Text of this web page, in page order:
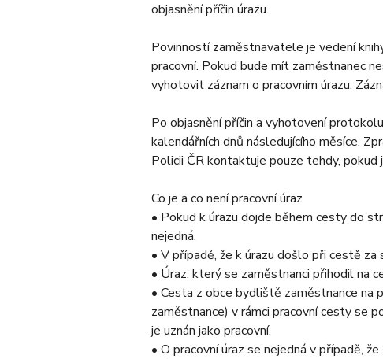
objasnění příčin úrazu.
Povinností zaměstnavatele je vedení
pracovní. Pokud bude mít zaměstnanec
vyhotovit záznam o pracovním úrazu.
Po objasnění příčin a vyhotovení
kalendářních dnů následujícího měsíce.
Policii ČR kontaktuje pouze tehdy,
Co je a co není pracovní úraz
• Pokud k úrazu dojde během cesty do
nejedná.
• V případě, že k úrazu došlo při cestě
• Úraz, který se zaměstnanci přihodil na
• Cesta z obce bydliště zaměstnance na
zaměstnance) v rámci pracovní cesty se
je uznán jako pracovní.
• O pracovní úraz se nejedná v případě,